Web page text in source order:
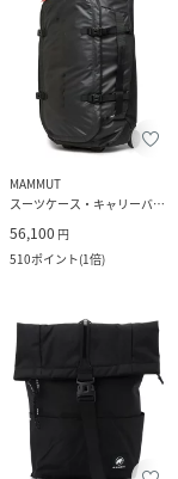
MAMMUT
スーツケース・キャリーバッグ
56,100 円
510ポイント(1倍)